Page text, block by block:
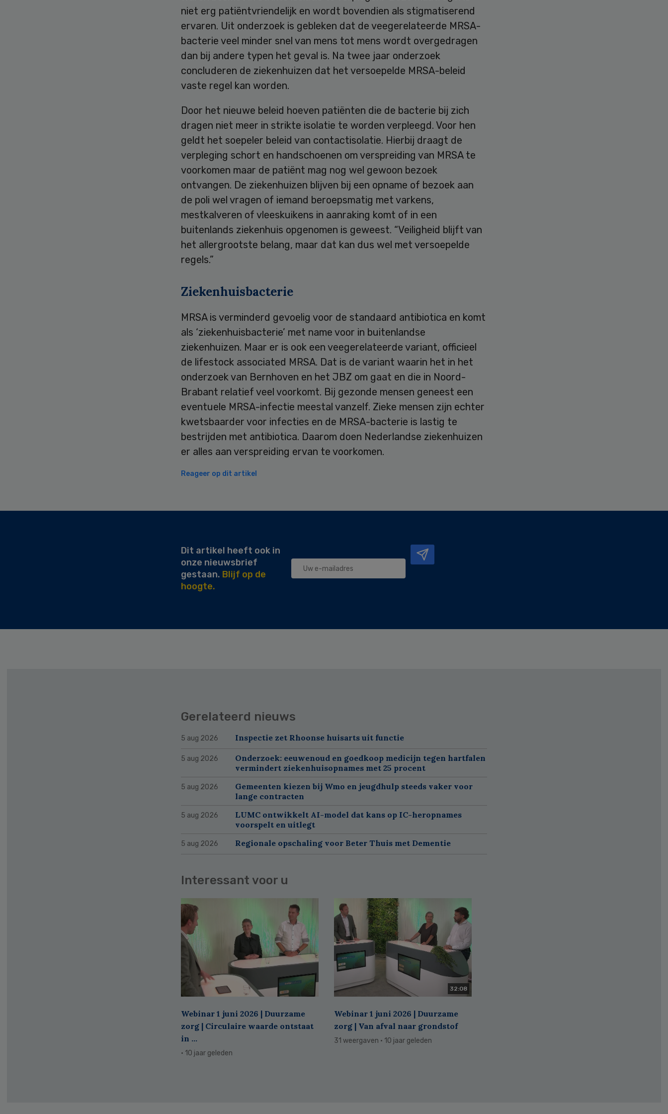
niet erg patiëntvriendelijk en wordt bovendien als stigmatiserend
ervaren. Uit onderzoek is gebleken dat de veegerelateerde MRSA-
bacterie veel minder snel van mens tot mens wordt overgedragen
dan bij andere typen het geval is. Na twee jaar onderzoek
concluderen de ziekenhuizen dat het versoepelde MRSA-beleid
vaste regel kan worden.
Door het nieuwe beleid hoeven patiënten die de bacterie bij zich
dragen niet meer in strikte isolatie te worden verpleegd. Voor hen
geldt het soepeler beleid van contactisolatie. Hierbij draagt de
verpleging schort en handschoenen om verspreiding van MRSA te
voorkomen maar de patiënt mag nog wel gewoon bezoek
ontvangen. De ziekenhuizen blijven bij een opname of bezoek aan
de poli wel vragen of iemand beroepsmatig met varkens,
mestkalveren of vleeskuikens in aanraking komt of in een
buitenlands ziekenhuis opgenomen is geweest. “Veiligheid blijft van
het allergrootste belang, maar dat kan dus wel met versoepelde
regels.”
Ziekenhuisbacterie
MRSA is verminderd gevoelig voor de standaard antibiotica en komt
als ‘ziekenhuisbacterie’ met name voor in buitenlandse
ziekenhuizen. Maar er is ook een veegerelateerde variant, officieel
de lifestock associated MRSA. Dat is de variant waarin het in het
onderzoek van Bernhoven en het JBZ om gaat en die in Noord-
Brabant relatief veel voorkomt. Bij gezonde mensen geneest een
eventuele MRSA-infectie meestal vanzelf. Zieke mensen zijn echter
kwetsbaarder voor infecties en de MRSA-bacterie is lastig te
bestrijden met antibiotica. Daarom doen Nederlandse ziekenhuizen
er alles aan verspreiding ervan te voorkomen.
Reageer op dit artikel
Dit artikel heeft ook in
onze nieuwsbrief
gestaan. Blijf op de
hoogte.
Gerelateerd nieuws
5 aug 2026 Inspectie zet Rhoonse huisarts uit functie
5 aug 2026
Onderzoek: eeuwenoud en goedkoop medicijn tegen hartfalen
vermindert ziekenhuisopnames met 25 procent
5 aug 2026
Gemeenten kiezen bij Wmo en jeugdhulp steeds vaker voor
lange contracten
5 aug 2026
LUMC ontwikkelt AI-model dat kans op IC-heropnames
voorspelt en uitlegt
5 aug 2026 Regionale opschaling voor Beter Thuis met Dementie
Interessant voor u
Webinar 1 juni 2026 | Duurzame
zorg | Circulaire waarde ontstaat
in ...
· 10 jaar geleden
32:08
Webinar 1 juni 2026 | Duurzame
zorg | Van afval naar grondstof
31 weergaven · 10 jaar geleden